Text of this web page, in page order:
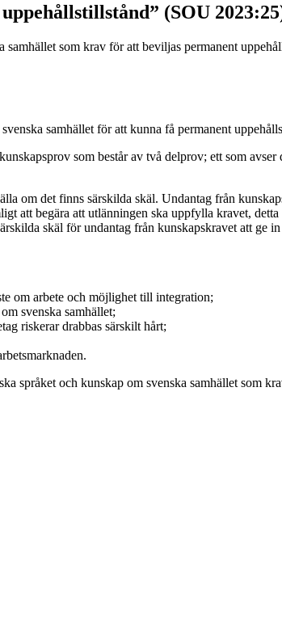
(SOU
som krav för att beviljas permanent
samhället för att kunna få permanent
som består av två delprov; ett som avser
om det finns särskilda skäl. Undantag från
att begära att utlänningen ska uppfylla kravet,
skäl för undantag från kunskapskravet att ge
om arbete och möjlighet till integration;
svenska samhället;
riskerar drabbas särskilt hårt;
språket och kunskap om svenska samhället som